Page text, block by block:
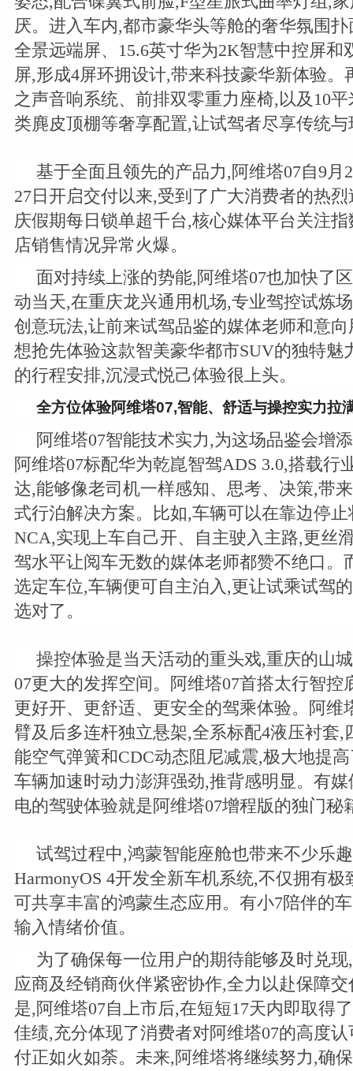
厌。进入车内,都市豪华头等舱的奢华氛围
全景远端屏、15.6英寸华为2K智慧中控屏和
屏,形成4屏环拥设计,带来科技豪华新体验。
之声音响系统、前排双零重力座椅,以及10
类麂皮顶棚等奢享配置,让试驾者尽享传统
基于全面且领先的产品力,阿维塔07自9月
27日开启交付以来,受到了广大消费者的热
庆假期每日锁单超千台,核心媒体平台关注
店销售情况异常火爆。
面对持续上涨的势能,阿维塔07也加快了
动当天,在重庆龙兴通用机场,专业驾控试炼
创意玩法,让前来试驾品鉴的媒体老师和意
想抢先体验这款智美豪华都市SUV的独特魅
的行程安排,沉浸式悦己体验很上头。
全方位体验阿维塔07,智能、舒适与操控实力拉
阿维塔07智能技术实力,为这场品鉴会增
阿维塔07标配华为乾崑智驾ADS 3.0,搭载行
达,能够像老司机一样感知、思考、决策,带
式行泊解决方案。比如,车辆可以在靠边停
NCA,实现上车自己开、自主驶入主路,更丝
驾水平让阅车无数的媒体老师都赞不绝口。
选定车位,车辆便可自主泊入,更让试乘试驾
选对了。
操控体验是当天活动的重头戏,重庆的山
07更大的发挥空间。阿维塔07首搭太行智控
更好开、更舒适、更安全的驾乘体验。阿维
臂及后多连杆独立悬架,全系标配4液压衬套,
能空气弹簧和CDC动态阻尼减震,极大地提
车辆加速时动力澎湃强劲,推背感明显。有
电的驾驶体验就是阿维塔07增程版的独门秘
试驾过程中,鸿蒙智能座舱也带来不少乐
HarmonyOS 4开发全新车机系统,不仅拥有
可共享丰富的鸿蒙生态应用。有小7陪伴的
输入情绪价值。
为了确保每一位用户的期待能够及时兑
应商及经销商伙伴紧密协作,全力以赴保障
是,阿维塔07自上市后,在短短17天内即取得
佳绩,充分体现了消费者对阿维塔07的高度
付正如火如荼。未来,阿维塔将继续努力,确